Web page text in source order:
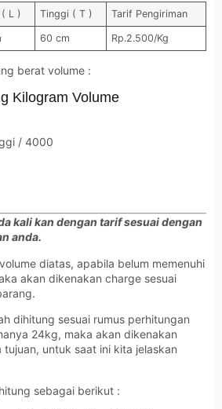
L ) Tinggi ( T ) Tarif Pengiriman
60 cm Rp.2.500/Kg
berat volume :
Kilogram Volume
/ 4000
kali kan dengan tarif sesuai dengan
anda.
diatas, apabila belum memenuhi
akan dikenakan charge sesuai
dihitung sesuai rumus perhitungan
24kg, maka akan dikenakan
untuk saat ini kita jelaskan
sebagai berikut :